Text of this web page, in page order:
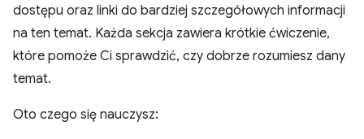
dostępu oraz linki do bardziej szczegółowych informacji
na ten temat. Każda sekcja zawiera krótkie ćwiczenie,
które pomoże Ci sprawdzić, czy dobrze rozumiesz dany
temat.
Oto czego się nauczysz: